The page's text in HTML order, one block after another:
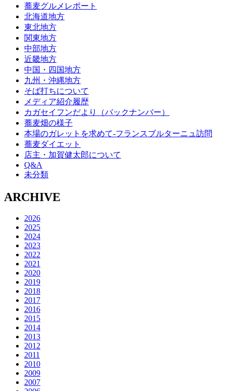
蕎麦グルメレポート
北海道地方
東北地方
関東地方
中部地方
近畿地方
中国・四国地方
九州・沖縄地方
そば打ちについて
メディア紹介履歴
カガセイフンだより（バックナンバー）
蕎麦畑の様子
本場のガレットを求めて‐フランスブルターニュ訪問
蕎麦ダイエット
店主・加賀健太郎について
Q&A
未分類
ARCHIVE
2026
2025
2024
2023
2022
2021
2020
2019
2018
2017
2016
2015
2014
2013
2012
2011
2010
2009
2007